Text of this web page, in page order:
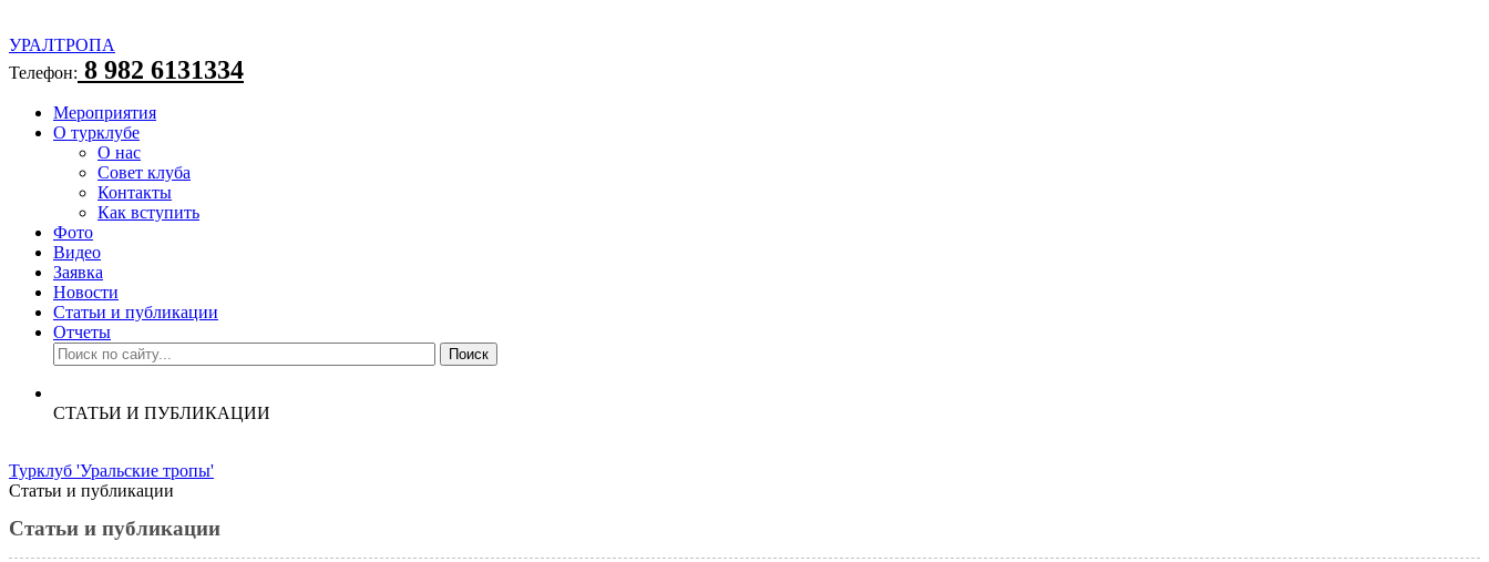
УРАЛТРОПА
Телефон: 8 982 6131334
Мероприятия
О турклубе
О нас
Совет клуба
Контакты
Как вступить
Фото
Видео
Заявка
Новости
Статьи и публикации
Отчеты
СТАТЬИ И ПУБЛИКАЦИИ
Турклуб 'Уральские тропы'
Статьи и публикации
Статьи и публикации